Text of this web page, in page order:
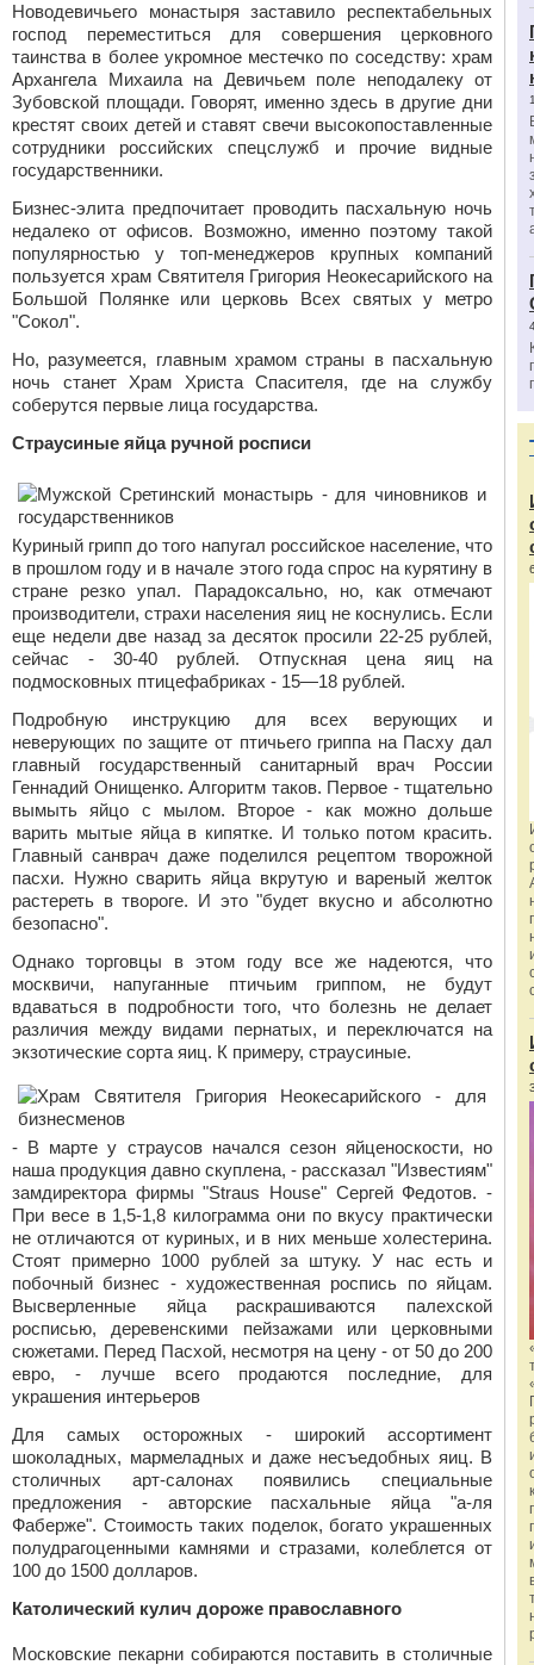
Новодевичьего монастыря заставило респектабельных
господ переместиться для совершения церковного
таинства в более укромное местечко по соседству: храм
Архангела Михаила на Девичьем поле неподалеку от
Зубовской площади. Говорят, именно здесь в другие дни
крестят своих детей и ставят свечи высокопоставленные
сотрудники российских спецслужб и прочие видные
государственники.
Бизнес-элита предпочитает проводить пасхальную ночь
недалеко от офисов. Возможно, именно поэтому такой
популярностью у топ-менеджеров крупных компаний
пользуется храм Святителя Григория Неокесарийского на
Большой Полянке или церковь Всех святых у метро
"Сокол".
Но, разумеется, главным храмом страны в пасхальную
ночь станет Храм Христа Спасителя, где на службу
соберутся первые лица государства.
Страусиные яйца ручной росписи
Куриный грипп до того напугал российское население, что
в прошлом году и в начале этого года спрос на курятину в
стране резко упал. Парадоксально, но, как отмечают
производители, страхи населения яиц не коснулись. Если
еще недели две назад за десяток просили 22-25 рублей,
сейчас - 30-40 рублей. Отпускная цена яиц на
подмосковных птицефабриках - 15—18 рублей.
Подробную инструкцию для всех верующих и
неверующих по защите от птичьего гриппа на Пасху дал
главный государственный санитарный врач России
Геннадий Онищенко. Алгоритм таков. Первое - тщательно
вымыть яйцо с мылом. Второе - как можно дольше
варить мытые яйца в кипятке. И только потом красить.
Главный санврач даже поделился рецептом творожной
пасхи. Нужно сварить яйца вкрутую и вареный желток
растереть в твороге. И это "будет вкусно и абсолютно
безопасно".
Однако торговцы в этом году все же надеются, что
москвичи, напуганные птичьим гриппом, не будут
вдаваться в подробности того, что болезнь не делает
различия между видами пернатых, и переключатся на
экзотические сорта яиц. К примеру, страусиные.
- В марте у страусов начался сезон яйценоскости, но
наша продукция давно скуплена, - рассказал "Известиям"
замдиректора фирмы "Straus House" Сергей Федотов. -
При весе в 1,5-1,8 килограмма они по вкусу практически
не отличаются от куриных, и в них меньше холестерина.
Стоят примерно 1000 рублей за штуку. У нас есть и
побочный бизнес - художественная роспись по яйцам.
Высверленные яйца раскрашиваются палехской
росписью, деревенскими пейзажами или церковными
сюжетами. Перед Пасхой, несмотря на цену - от 50 до 200
евро, - лучше всего продаются последние, для
украшения интерьеров
Для самых осторожных - широкий ассортимент
шоколадных, мармеладных и даже несъедобных яиц. В
столичных арт-салонах появились специальные
предложения - авторские пасхальные яйца "а-ля
Фаберже". Стоимость таких поделок, богато украшенных
полудрагоценными камнями и стразами, колеблется от
100 до 1500 долларов.
Католический кулич дороже православного
Московские пекарни собираются поставить в столичные